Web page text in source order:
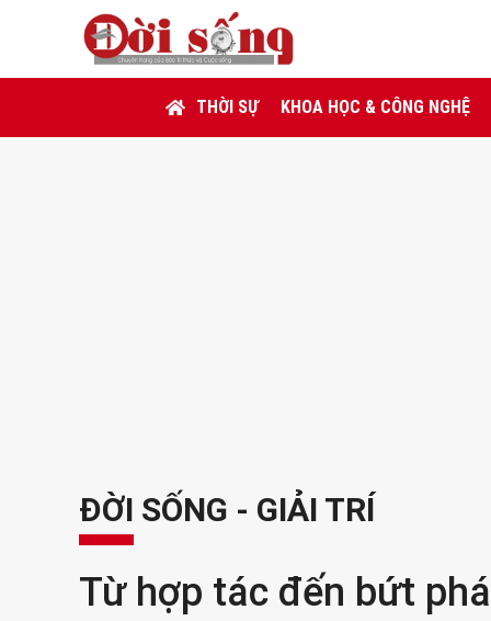
THỜI SỰ KHOA HỌC & CÔNG NGHỆ
ĐỜI SỐNG - GIẢI TRÍ
Từ hợp tác đến bứt